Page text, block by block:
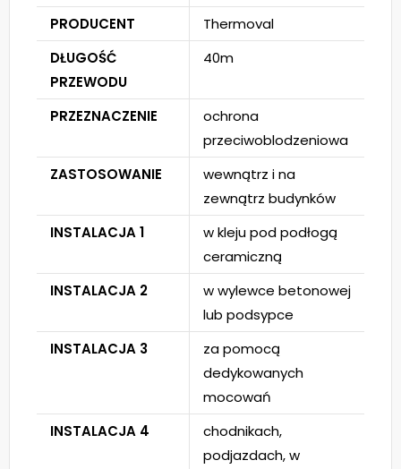
PRODUCENT
Thermoval
DŁUGOŚĆ
PRZEWODU
40m
PRZEZNACZENIE
ochrona
przeciwoblodzeniowa
ZASTOSOWANIE
wewnątrz i na
zewnątrz budynków
INSTALACJA 1
w kleju pod podłogą
ceramiczną
INSTALACJA 2
w wylewce betonowej
lub podsypce
INSTALACJA 3
za pomocą
dedykowanych
mocowań
INSTALACJA 4
chodnikach,
podjazdach, w